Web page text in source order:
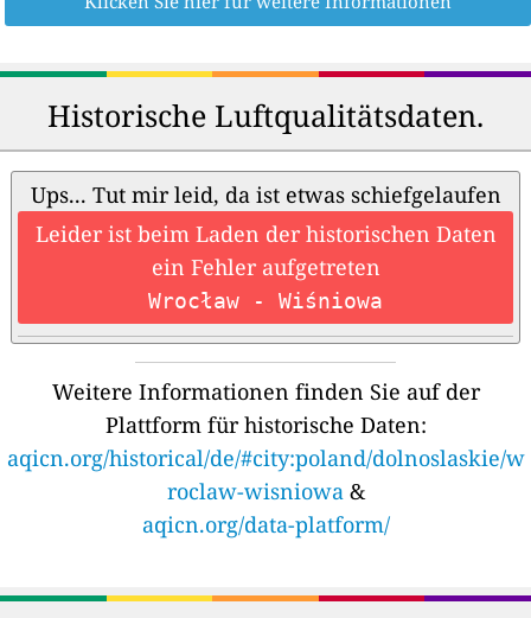
Historische Luftqualitätsdaten.
Ups... Tut mir leid, da ist etwas schiefgelaufen
Leider ist beim Laden der historischen Daten
ein Fehler aufgetreten
Wrocław - Wiśniowa
Weitere Informationen finden Sie auf der
Plattform für historische Daten:
aqicn.org/historical/de/#city:poland/dolnoslaskie/w
roclaw-wisniowa&
aqicn.org/data-platform/